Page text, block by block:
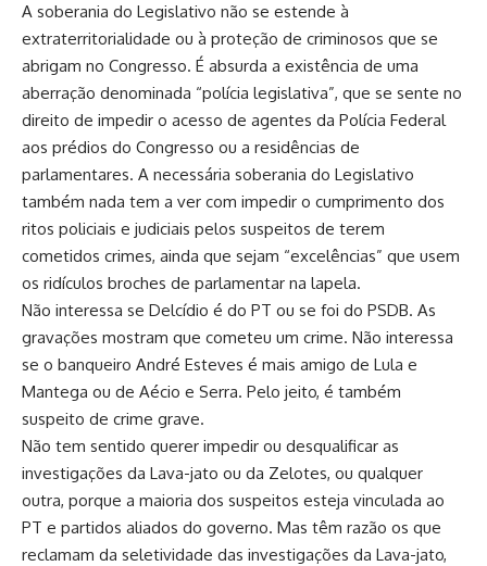
A soberania do Legislativo não se estende à
extraterritorialidade ou à proteção de criminosos que se
abrigam no Congresso. É absurda a existência de uma
aberração denominada “polícia legislativa”, que se sente no
direito de impedir o acesso de agentes da Polícia Federal
aos prédios do Congresso ou a residências de
parlamentares. A necessária soberania do Legislativo
também nada tem a ver com impedir o cumprimento dos
ritos policiais e judiciais pelos suspeitos de terem
cometidos crimes, ainda que sejam “excelências” que usem
os ridículos broches de parlamentar na lapela.
Não interessa se Delcídio é do PT ou se foi do PSDB. As
gravações mostram que cometeu um crime. Não interessa
se o banqueiro André Esteves é mais amigo de Lula e
Mantega ou de Aécio e Serra. Pelo jeito, é também
suspeito de crime grave.
Não tem sentido querer impedir ou desqualificar as
investigações da Lava-jato ou da Zelotes, ou qualquer
outra, porque a maioria dos suspeitos esteja vinculada ao
PT e partidos aliados do governo. Mas têm razão os que
reclamam da seletividade das investigações da Lava-jato,